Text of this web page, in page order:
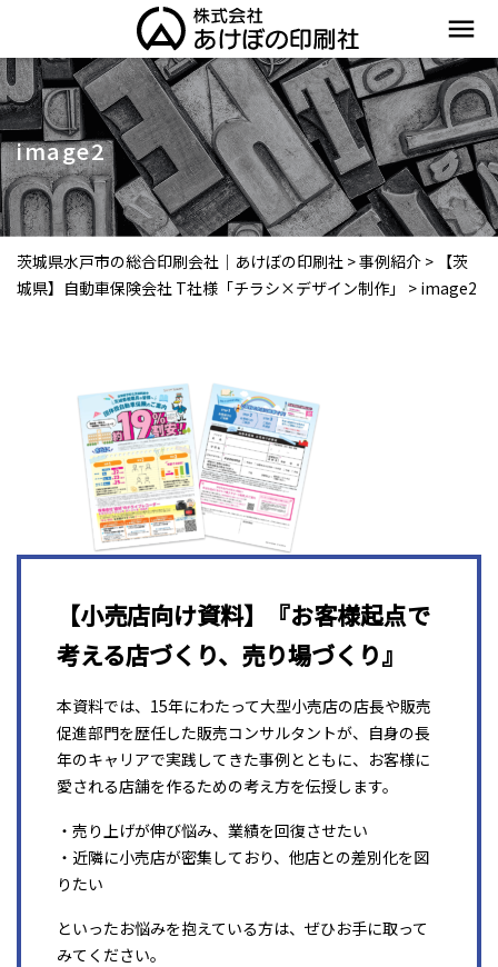
menu
image2
茨城県水戸市の総合印刷会社｜あけぼの印刷社 >事例紹介 > 【茨
城県】自動車保険会社 T社様「チラシ×デザイン制作」
> image2
【小売店向け資料】『お客様起点で
考える店づくり、売り場づくり』
本資料では、15年にわたって大型小売店の店長や販売
促進部門を歴任した販売コンサルタントが、自身の長
年のキャリアで実践してきた事例とともに、お客様に
愛される店舗を作るための考え方を伝授します。
・売り上げが伸び悩み、業績を回復させたい
・近隣に小売店が密集しており、他店との差別化を図
りたい
といったお悩みを抱えている方は、ぜひお手に取って
みてください。